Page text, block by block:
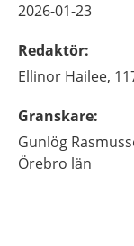
2026-01-23
Redaktör:
Ellinor Hailee,
Granskare:
Gunlög
Örebro län